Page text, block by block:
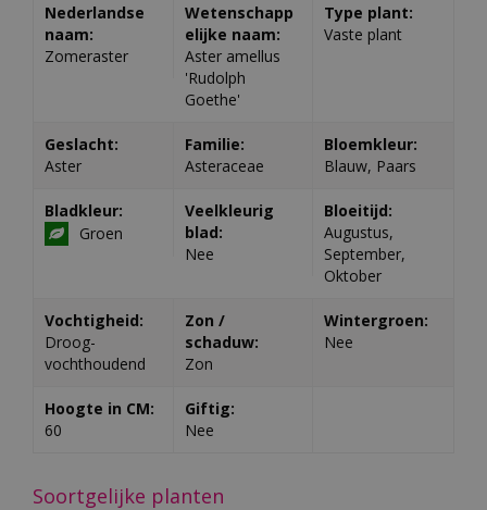
Nederlandse
naam:
Zomeraster
Wetenschapp
elijke naam:
Aster amellus
'Rudolph
Goethe'
Type plant:
Vaste plant
Geslacht:
Aster
Familie:
Asteraceae
Bloemkleur:
Blauw, Paars
Bladkleur:
Groen
Veelkleurig
blad:
Nee
Bloeitijd:
Augustus,
September,
Oktober
Vochtigheid:
Droog-
vochthoudend
Zon /
schaduw:
Zon
Wintergroen:
Nee
Hoogte in CM:
60
Giftig:
Nee
Soortgelijke planten